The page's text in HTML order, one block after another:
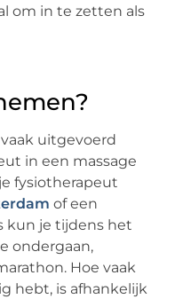
om in te zetten als
uitgevoerd
in een massage
fysiotherapeut
of een
kun je tijdens het
ondergaan,
Hoe vaak
hebt, is afhankelijk